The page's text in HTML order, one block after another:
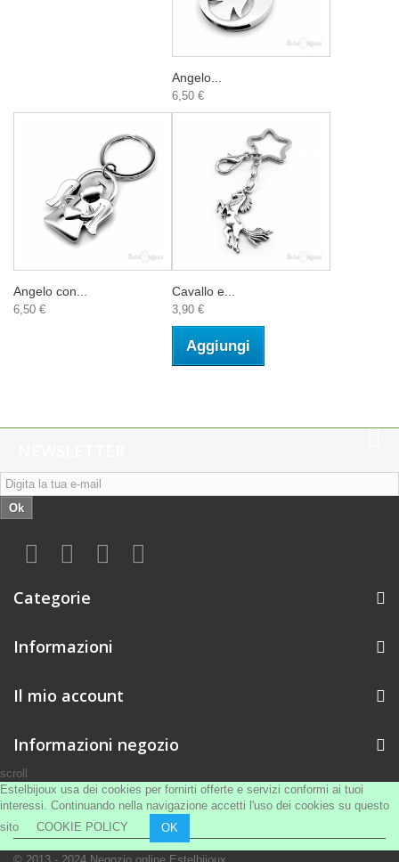
Angelo...
6,50 €
Angelo con...
6,50 €
Cavallo e...
3,90 €
Aggiungi
Ok
Categorie
Informazioni
Il mio account
Informazioni negozio
scroll
Estelbijoux usa dei cookies per fornirti offerte e servizi conformi ai tuoi
interessi. Continuando nella navigazione accetti l'uso dei cookies su questo
sito COOKIE POLICY OK